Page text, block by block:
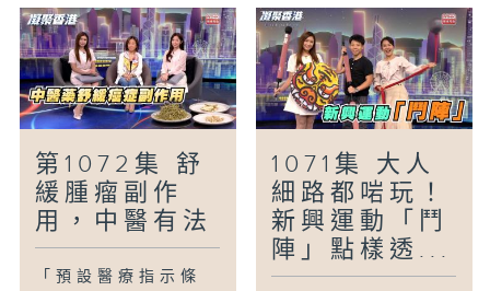
第1072集 舒
緩腫瘤副作
用，中醫有法
「預設醫療指示條
1071集 大人
細路都啱玩！
新興運動「鬥
陣」點樣透...